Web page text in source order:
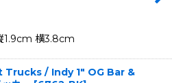
1.9cm 横3.8cm
/ Indy 1" OG Bar &